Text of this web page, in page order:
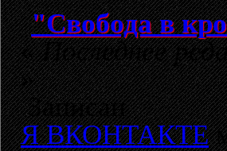
"Свобода в
«Последнее
»
Записан
Я ВКОНТАКТЕ